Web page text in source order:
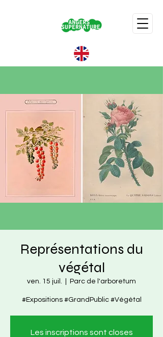
Représentations du
végétal
ven. 15 juil. Parc de l'arboretum
#Expositions #GrandPublic #Végétal
Les inscriptions sont closes